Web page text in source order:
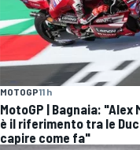
MOTOGP11 h
MotoGP | Bagnaia: "Alex
è il riferimento tra le
capire come fa"